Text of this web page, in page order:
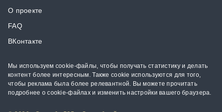
О проекте
FAQ
ВКонтакте
Мы используем cookie-файлы, чтобы получать статистику и делать
контент более интересным. Также cookie используются для того,
чтобы реклама была более релевантной. Вы можете прочитать
подробнее о cookie-файлах и изменить настройки вашего браузера.